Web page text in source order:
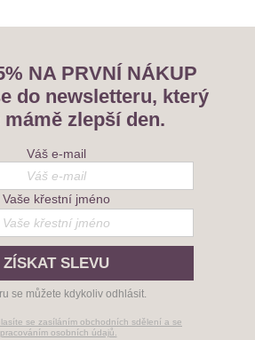
NA PRVNÍ NÁKUP
do newsletteru, který
mámě zlepší den.
Váš e-mail
Vaše křestní jméno
ZÍSKAT SLEVU
se můžete kdykoliv odhlásit.
se zasíláním obchodních sdělení a se
osobních údajů.